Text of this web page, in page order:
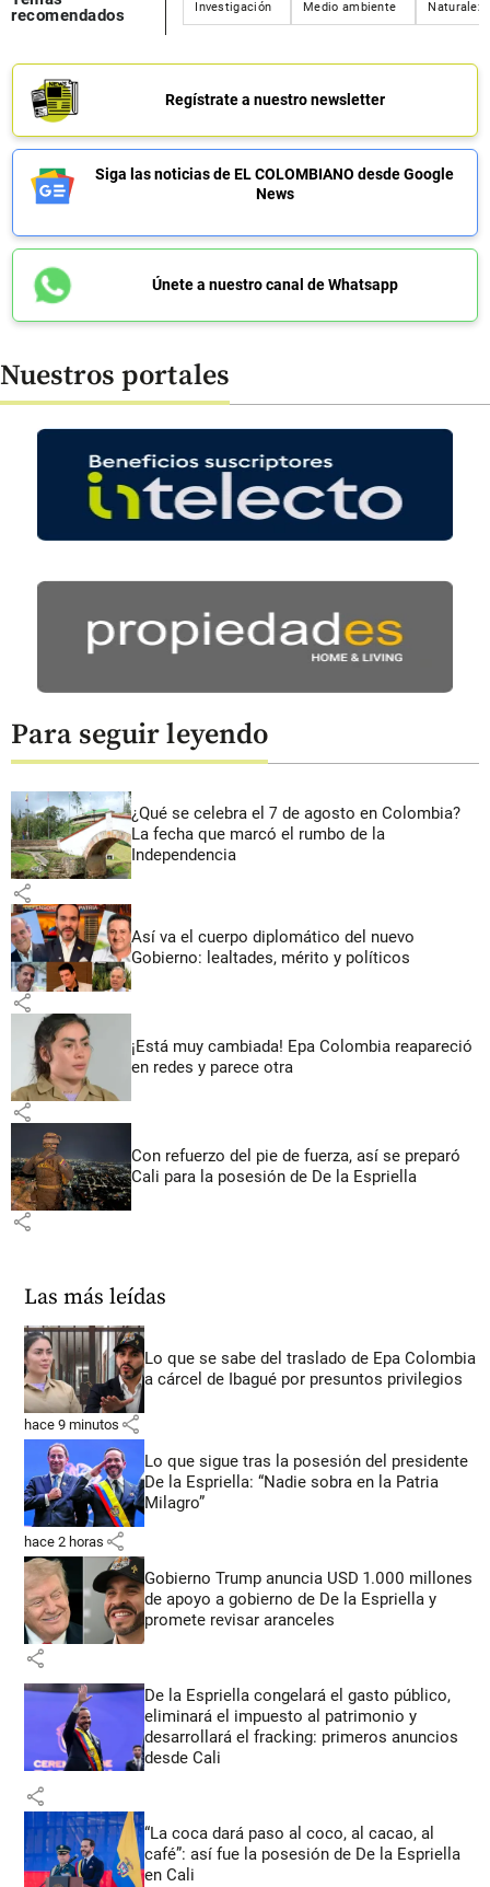
recomendados
Investigación Medio ambiente Naturaleza
Regístrate a nuestro newsletter
Siga las noticias de EL COLOMBIANO desde Google
News
Únete a nuestro canal de Whatsapp
Nuestros portales
Para seguir leyendo
¿Qué se celebra el 7 de agosto en Colombia?
La fecha que marcó el rumbo de la
Independencia
share
Así va el cuerpo diplomático del nuevo
Gobierno: lealtades, mérito y políticos
share
¡Está muy cambiada! Epa Colombia reapareció
en redes y parece otra
share
Con refuerzo del pie de fuerza, así se preparó
Cali para la posesión de De la Espriella
share
Las más leídas
Lo que se sabe del traslado de Epa Colombia
a cárcel de Ibagué por presuntos privilegios
hace 9 minutos share
Lo que sigue tras la posesión del presidente
De la Espriella: “Nadie sobra en la Patria
Milagro”
hace 2 horas share
Gobierno Trump anuncia USD 1.000 millones
de apoyo a gobierno de De la Espriella y
promete revisar aranceles
share
De la Espriella congelará el gasto público,
eliminará el impuesto al patrimonio y
desarrollará el fracking: primeros anuncios
desde Cali
share
“La coca dará paso al coco, al cacao, al
café”: así fue la posesión de De la Espriella
en Cali